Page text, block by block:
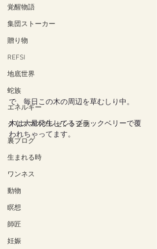
覚醒物語
集団ストーカー
贈り物
REFSI
地底世界
蛇族
エネルギー
クリスマスプレゼント企画
裏ブログ
生まれる時
ワンネス
動物
瞑想
師匠
妊娠
で、毎日この木の周辺を草むしり中。
木は大量発生してるブラックベリーで覆
われちゃってます。